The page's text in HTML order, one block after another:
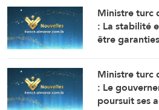
Ministre turc
: La stabilité
être
ont entraîné
personnes
Ministre turc
: Le
poursuit ses